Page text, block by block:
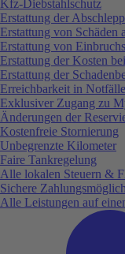
Kfz-Diebstahlschutz
Erstattung der
Erstattung von Schäden
Erstattung von
Erstattung der Kosten
Erstattung der
Erreichbarkeit in
Exklusiver Zugang zu
Änderungen der
Kostenfreie Stornierung
Unbegrenzte Kilometer
Faire Tankregelung
Alle lokalen Steuern &
Sichere
Alle Leistungen auf